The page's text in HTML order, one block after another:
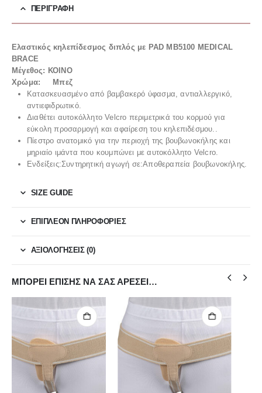
ΠΕΡΙΓΡΑΦΉ
Ελαστικός κηλεπίδεσμος διπλός με PAD MB5100 MEDICAL
BRACE
Μέγεθος: ΚΟΙΝΟ
Χρώμα: Μπεζ
Κατασκευασμένο από βαμβακερό ύφασμα, αντιαλλεργικό,
αντιεφιδρωτικό.
Διαθέτει αυτοκόλλητο Velcro περιμετρικά του κορμού για
εύκολη προσαρμογή και αφαίρεση του κηλεπιδέσμου..
Πίεστρο ανατομικό για την περιοχή της βουβωνοκήλης και
μηριαίο ιμάντα που κουμπώνει με αυτοκόλλητο Velcro.
Ενδείξεις:Συντηρητική αγωγή σε:Αποθεραπεία βουβωνοκήλης.
SIZE GUIDE
ΕΠΙΠΛΈΟΝ ΠΛΗΡΟΦΟΡΊΕΣ
ΑΞΙΟΛΟΓΉΣΕΙΣ (0)
ΜΠΟΡΕΊ ΕΠΊΣΗΣ ΝΑ ΣΑΣ ΑΡΈΣΕΙ…